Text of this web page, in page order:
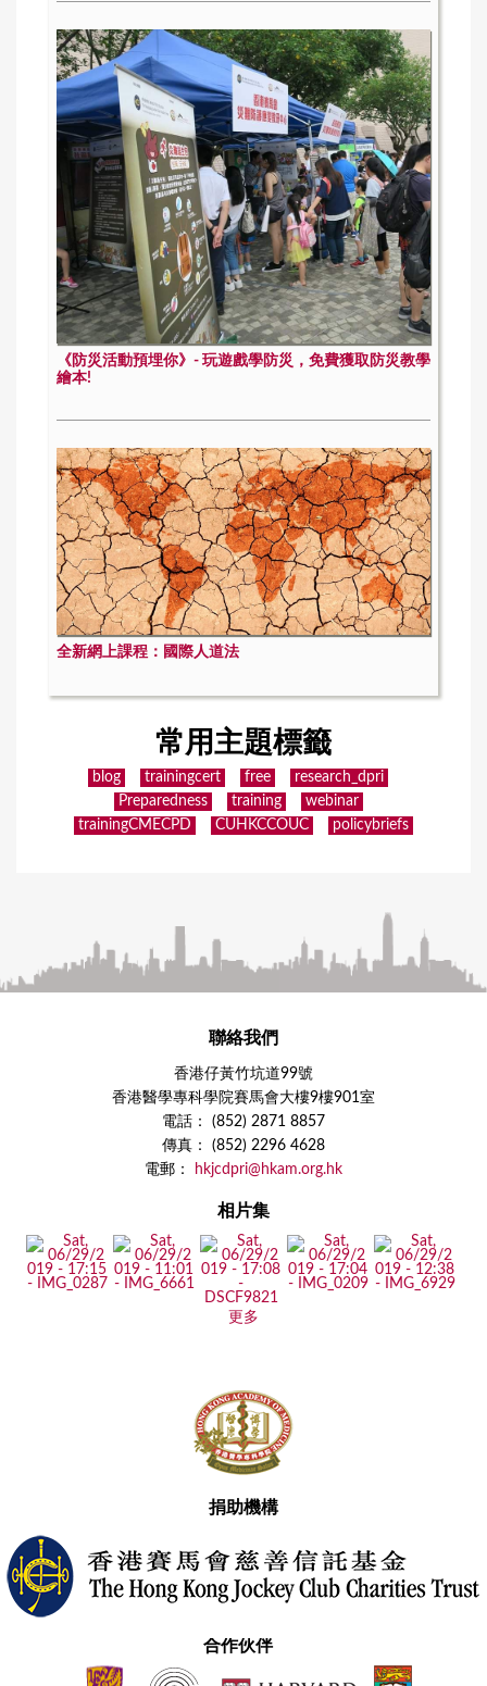
《防災活動預埋你》- 玩遊戲學防災，免費獲取防災教學
繪本!
全新網上課程：國際人道法
常用主題標籤
blog trainingcert free
research_dpri
Preparedness
training
webinar
trainingCMECPD
CUHKCCOUC policybriefs
聯絡我們
香港仔黃竹坑道99號
香港醫學專科學院賽馬會大樓9樓901室
電話： (852) 2871 8857
傳真： (852) 2296 4628
電郵：
hkjcdpri@hkam.org.hk
相片集
更多
捐助機構
合作伙伴